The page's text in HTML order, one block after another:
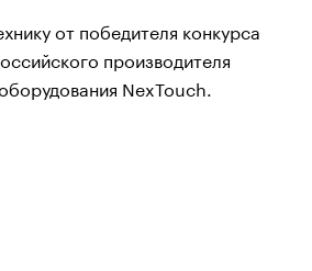
от победителя конкурса
производителя
NexTouch.